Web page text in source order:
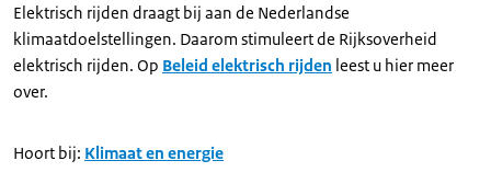
Elektrisch rijden draagt bij aan de Nederlandse
klimaatdoelstellingen. Daarom stimuleert de Rijksoverheid
elektrisch rijden. Op Beleid elektrisch rijden leest u hier meer
over.
Hoort bij: Klimaat en energie